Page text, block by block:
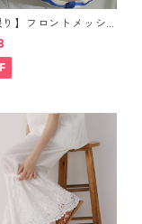
り】フロントメッシ
パック M 2col 11170